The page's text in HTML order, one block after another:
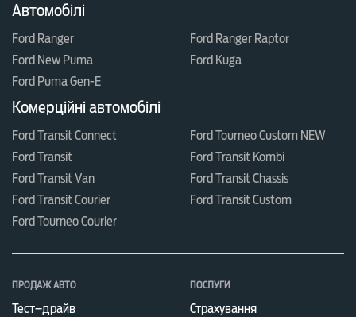
Автомобілі
Ford Ranger
Ford Ranger Raptor
Ford New Puma
Ford Kuga
Ford Puma Gen-E
Комерційні автомобілі
Ford Transit Connect
Ford Tourneo Custom NEW
Ford Transit
Ford Transit Kombi
Ford Transit Van
Ford Transit Chassis
Ford Transit Courier
Ford Transit Custom
Ford Tourneo Courier
ПРОДАЖ АВТО
Тест–драйв
ПОСЛУГИ
Страхування